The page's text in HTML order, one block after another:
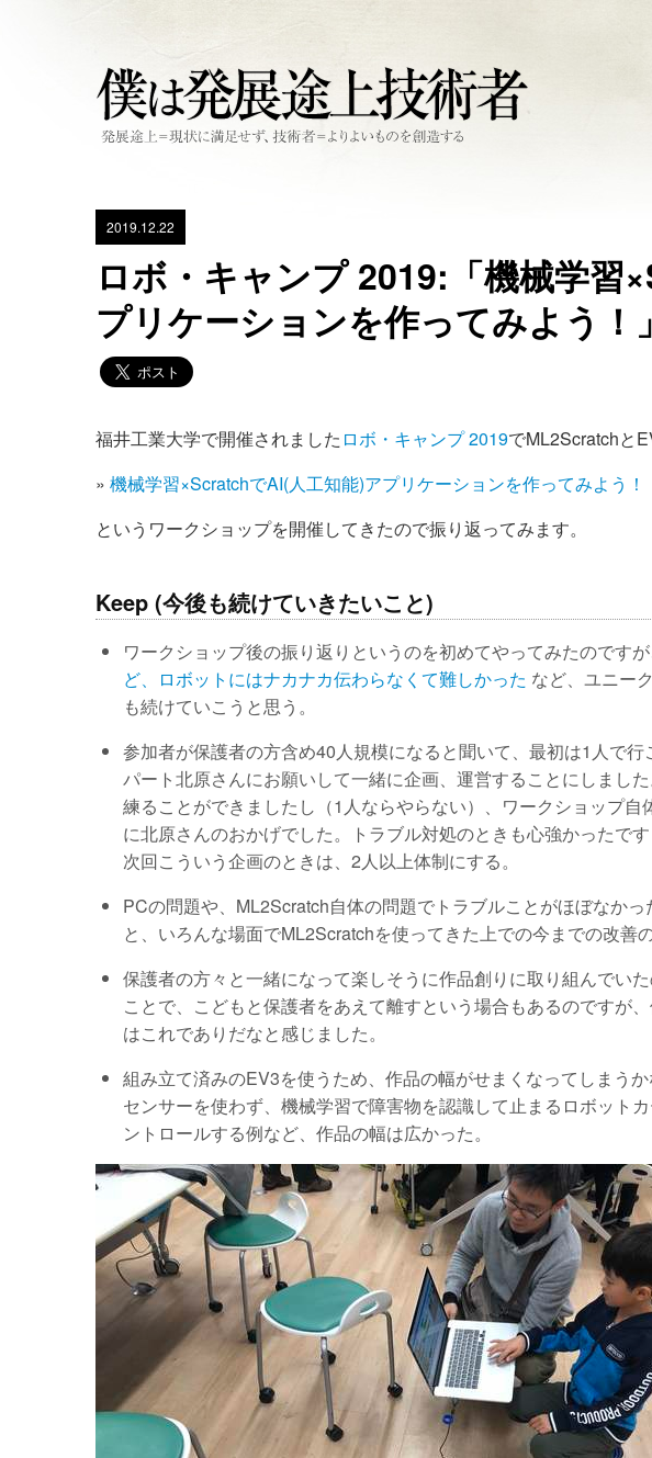
2019.12.22
ロボ・キャンプ 2019:「機械学習
プリケーションを作ってみよう！
福井工業大学で開催されました ロボ・キャンプ 2019でML2Scratchと
» 機械学習×ScratchでAI(人工知能)アプリケーションを作ってみよう！
というワークショップを開催してきたので振り返ってみます。
Keep (今後も続けていきたいこと)
ワークショップ後の振り返りというのを初めてやってみたのですが
ど、ロボットにはナカナカ伝わらなくて難しかった など、ユニー
も続けていこうと思う。
参加者が保護者の方含め40人規模になると聞いて、最初は1人で
パート北原さんにお願いして一緒に企画、運営することにしまし
練ることができましたし（1人ならやらない）、ワークショップ
に北原さんのおかげでした。トラブル対処のときも心強かったで
次回こういう企画のときは、2人以上体制にする。
PCの問題や、ML2Scratch自体の問題でトラブルことがほぼなか
と、いろんな場面でML2Scratchを使ってきた上での今までの改善の
保護者の方々と一緒になって楽しそうに作品創りに取り組んでい
ことで、こどもと保護者をあえて離すという場合もあるのですが
はこれでありだなと感じました。
組み立て済みのEV3を使うため、作品の幅がせまくなってしまう
センサーを使わず、機械学習で障害物を認識して止まるロボット
ントロールする例など、作品の幅は広かった。